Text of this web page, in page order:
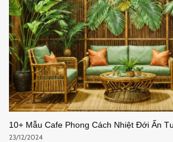
10+ Mẫu Cafe Phong Cách Nhiệt Đới Ấn
23/12/2024